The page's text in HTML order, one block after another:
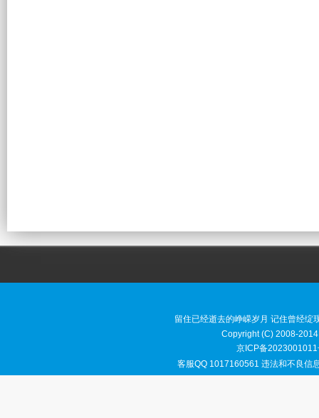
留住已经逝去的峥嵘岁月 记住曾经绽
Copyright (C) 2008-
京ICP备
客服QQ 1017160561 违法和不良信